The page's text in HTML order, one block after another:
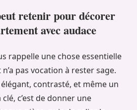
retenir pour décorer
avec audace
rappelle une chose essentielle
pas vocation à rester sage.
contrasté, et même un
c’est de donner une